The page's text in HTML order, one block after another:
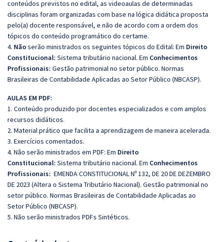
conteúdos previstos no edital, as videoaulas de determinadas
disciplinas foram organizadas com base na lógica didática proposta
pelo(a) docente responsável, e não de acordo com a ordem dos
tópicos do conteúdo programático do certame.
4. Nãoserão ministrados os seguintes tópicos do Edital: Em Direito
Constitucional: Sistema tributário nacional. Em Conhecimentos
Profissionais: Gestão patrimonial no setor público. Normas
Brasileiras de Contabilidade Aplicadas ao Setor Público (NBCASP).
AULAS EM PDF:
1. Conteúdo produzido por docentes especializados e com amplos
recursos didáticos.
2. Material prático que facilita a aprendizagem de maneira acelerada.
3. Exercícios comentados.
4. Não serão ministrados em PDF: Em Direito
Constitucional: Sistema tributário nacional. Em Conhecimentos
Profissionais: EMENDA CONSTITUCIONAL Nº 132, DE 20 DE DEZEMBRO
DE 2023 (Altera o Sistema Tributário Nacional). Gestão patrimonial no
setor público. Normas Brasileiras de Contabilidade Aplicadas ao
Setor Público (NBCASP).
5. Não serão ministrados PDFs Sintéticos.